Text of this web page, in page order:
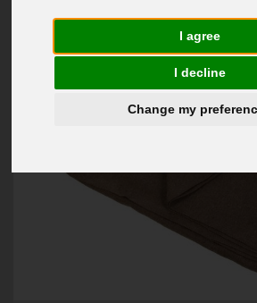
I agree
I decline
Change my
1 » 4 Artikel